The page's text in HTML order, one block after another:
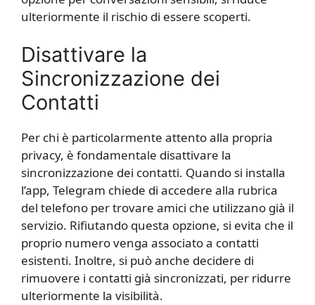
ulteriormente il rischio di essere scoperti.
Disattivare la
Sincronizzazione dei
Contatti
Per chi è particolarmente attento alla propria
privacy, è fondamentale disattivare la
sincronizzazione dei contatti. Quando si installa
l’app, Telegram chiede di accedere alla rubrica
del telefono per trovare amici che utilizzano già il
servizio. Rifiutando questa opzione, si evita che il
proprio numero venga associato a contatti
esistenti. Inoltre, si può anche decidere di
rimuovere i contatti già sincronizzati, per ridurre
ulteriormente la visibilità.